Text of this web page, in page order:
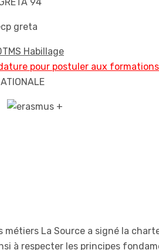
Habillage
pour postuler aux formations
métiers La Source a signé la
à respecter les principes